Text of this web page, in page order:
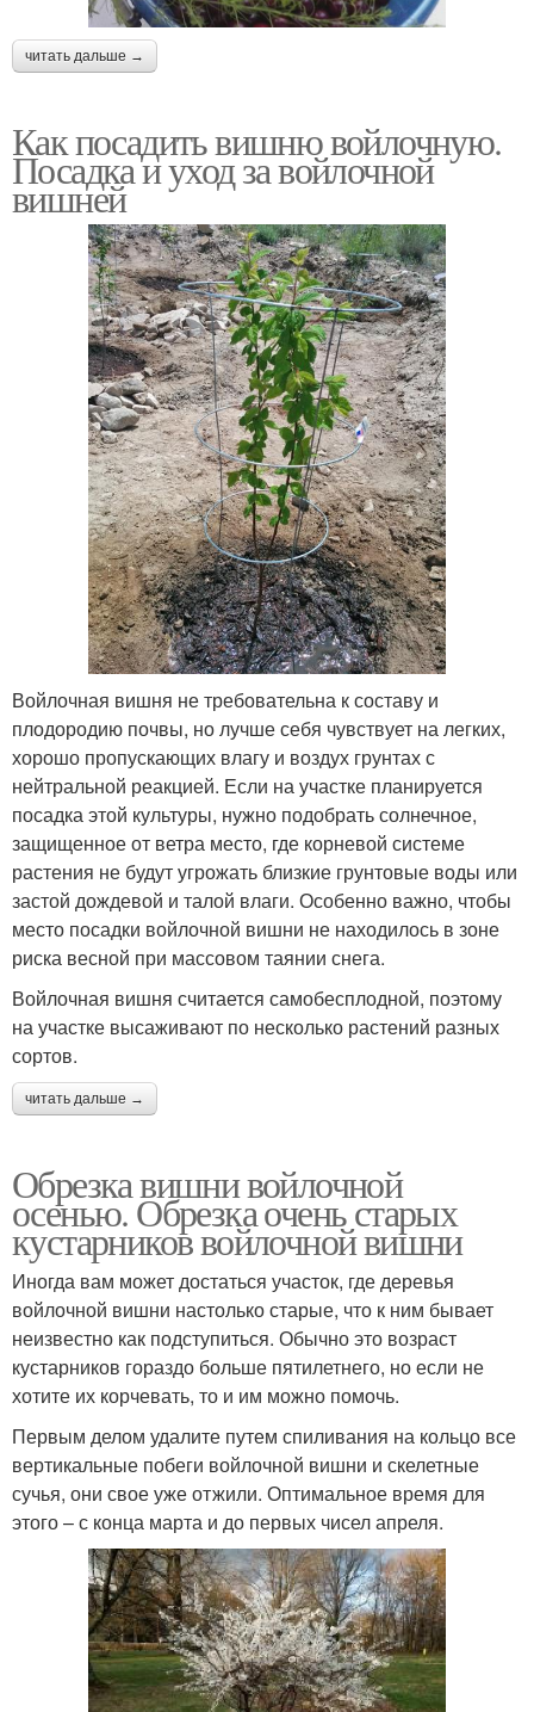
читать дальше →
Как посадить вишню войлочную.
Посадка и уход за войлочной
вишней
Войлочная вишня не требовательна к составу и
плодородию почвы, но лучше себя чувствует на легких,
хорошо пропускающих влагу и воздух грунтах с
нейтральной реакцией. Если на участке планируется
посадка этой культуры, нужно подобрать солнечное,
защищенное от ветра место, где корневой системе
растения не будут угрожать близкие грунтовые воды или
застой дождевой и талой влаги. Особенно важно, чтобы
место посадки войлочной вишни не находилось в зоне
риска весной при массовом таянии снега.
Войлочная вишня считается самобесплодной, поэтому
на участке высаживают по несколько растений разных
сортов.
читать дальше →
Обрезка вишни войлочной
осенью. Обрезка очень старых
кустарников войлочной вишни
Иногда вам может достаться участок, где деревья
войлочной вишни настолько старые, что к ним бывает
неизвестно как подступиться. Обычно это возраст
кустарников гораздо больше пятилетнего, но если не
хотите их корчевать, то и им можно помочь.
Первым делом удалите путем спиливания на кольцо все
вертикальные побеги войлочной вишни и скелетные
сучья, они свое уже отжили. Оптимальное время для
этого – с конца марта и до первых чисел апреля.